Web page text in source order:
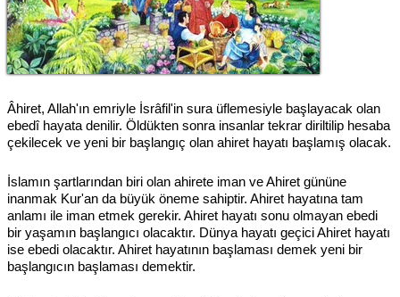
Âhiret, Allah'ın emriyle İsrâfil'in sura üflemesiyle başlayacak olan
ebedî hayata denilir. Öldükten sonra insanlar tekrar diriltilip hesaba
çekilecek ve yeni bir başlangıç olan ahiret hayatı başlamış olacak.
İslamın şartlarından biri olan ahirete iman ve Ahiret gününe
inanmak Kur'an da büyük öneme sahiptir. Ahiret hayatına tam
anlamı ile iman etmek gerekir. Ahiret hayatı sonu olmayan ebedi
bir yaşamın başlangıcı olacaktır. Dünya hayatı geçici Ahiret hayatı
ise ebedi olacaktır. Ahiret hayatının başlaması demek yeni bir
başlangıcın başlaması demektir.